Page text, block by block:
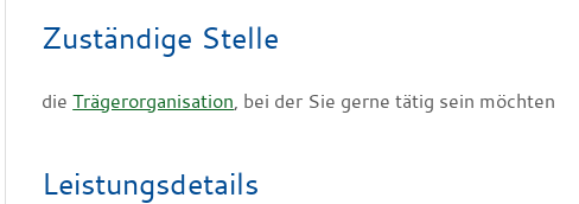
Zuständige Stelle
dieTrägerorganisation, bei der Sie gerne tätig sein möchten
Leistungsdetails